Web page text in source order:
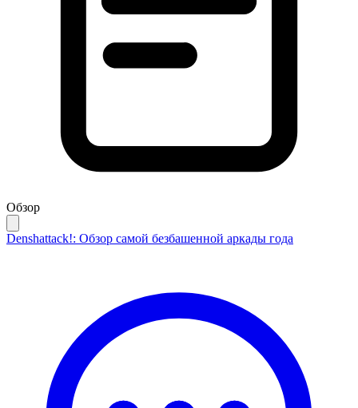
Обзор
Denshattack!: Обзор самой безбашенной аркады года